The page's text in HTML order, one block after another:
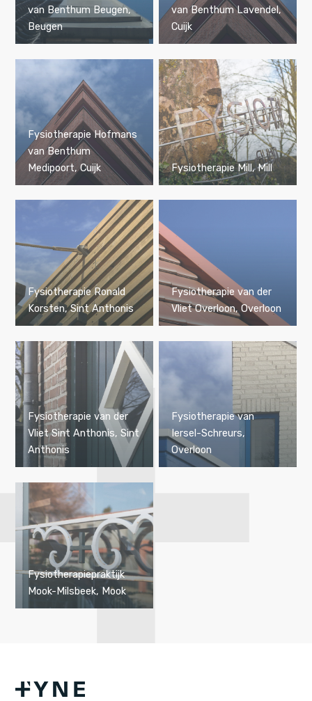
van Benthum Beugen,
Beugen
van Benthum Lavendel,
Cuijk
Fysiotherapie Hofmans
van Benthum
Medipoort, Cuijk
Fysiotherapie Mill, Mill
Fysiotherapie Ronald
Korsten, Sint Anthonis
Fysiotherapie van der
Vliet Overloon, Overloon
Fysiotherapie van der
Vliet Sint Anthonis, Sint
Anthonis
Fysiotherapie van
Iersel-Schreurs,
Overloon
Fysiotherapiepraktijk
Mook-Milsbeek, Mook